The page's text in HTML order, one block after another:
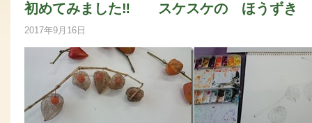
初めてみました‼ スケスケの ほうずき
2017年9月16日